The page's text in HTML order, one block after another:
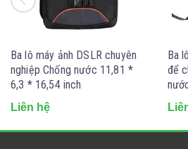
Ba lô máy ảnh DSLR chuyên
nghiệp Chống nước 11,81 *
6,3 * 16,54 inch
Liên hệ
Ba
để
inch